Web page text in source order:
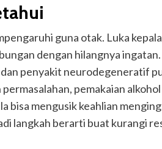
guna otak. Luka
dengan hilangnya
penyakit neurodegeneratif
pemakaian
bisa mengusik keahlian
langkah berarti buat kurangi